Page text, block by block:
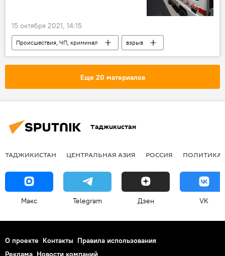
15 октября 2021, 14:15
Происшествия, ЧП, криминал
взрыв
Афганистан
мечеть
Еще 20 материалов
Таджикистан
ТАДЖИКИСТАН ЦЕНТРАЛЬНАЯ АЗИЯ РОССИЯ ПОЛИТИКА
Макс Telegram Дзен VK
О проекте Контакты Правила использования
Реклама Новости компаний